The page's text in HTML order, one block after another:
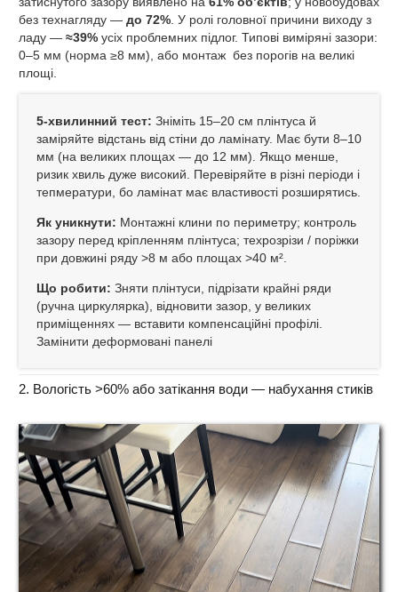
без технагляду — до 72% . У ролі головної причини виходу з
ладу — ≈39% усіх проблемних підлог. Типові виміряні зазори:
0–5 мм (норма ≥8 мм), або монтаж без порогів на великі
площі.
5‑хвилинний тест: Зніміть 15–20 см плінтуса й
заміряйте відстань від стіни до ламінату. Має бути 8–10
мм (на великих площах — до 12 мм). Якщо менше,
ризик хвиль дуже високий. Перевіряйте в різні періоди і
тепмератури, бо ламінат має властивості розширятись.
Як уникнути: Монтажні клини по периметру; контроль
зазору перед кріпленням плінтуса; техрозрізи / поріжки
при довжині ряду >8 м або площах >40 м².
Що робити: Зняти плінтуси, підрізати крайні ряди
(ручна циркулярка), відновити зазор, у великих
приміщеннях — вставити компенсаційні профілі.
Замінити деформовані панелі
2. Вологість >60% або затікання води — набухання стиків